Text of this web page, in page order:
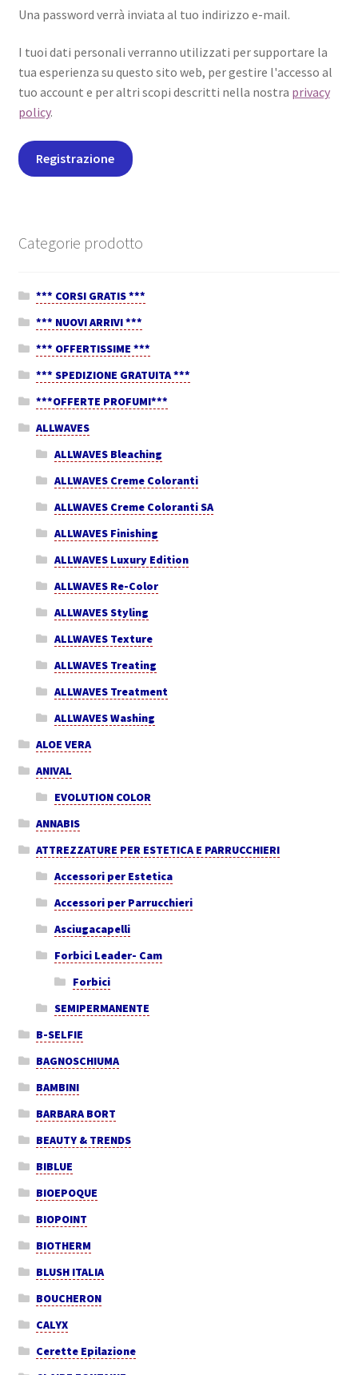
Una password verrà inviata al tuo indirizzo e-mail.
I tuoi dati personali verranno utilizzati per supportare la
tua esperienza su questo sito web, per gestire l'accesso al
tuo account e per altri scopi descritti nella nostra privacy
policy.
Registrazione
Categorie prodotto
*** CORSI GRATIS ***
*** NUOVI ARRIVI ***
*** OFFERTISSIME ***
*** SPEDIZIONE GRATUITA ***
***OFFERTE PROFUMI***
ALLWAVES
ALLWAVES Bleaching
ALLWAVES Creme Coloranti
ALLWAVES Creme Coloranti SA
ALLWAVES Finishing
ALLWAVES Luxury Edition
ALLWAVES Re-Color
ALLWAVES Styling
ALLWAVES Texture
ALLWAVES Treating
ALLWAVES Treatment
ALLWAVES Washing
ALOE VERA
ANIVAL
EVOLUTION COLOR
ANNABIS
ATTREZZATURE PER ESTETICA E PARRUCCHIERI
Accessori per Estetica
Accessori per Parrucchieri
Asciugacapelli
Forbici Leader- Cam
Forbici
SEMIPERMANENTE
B-SELFIE
BAGNOSCHIUMA
BAMBINI
BARBARA BORT
BEAUTY & TRENDS
BIBLUE
BIOEPOQUE
BIOPOINT
BIOTHERM
BLUSH ITALIA
BOUCHERON
CALYX
Cerette Epilazione